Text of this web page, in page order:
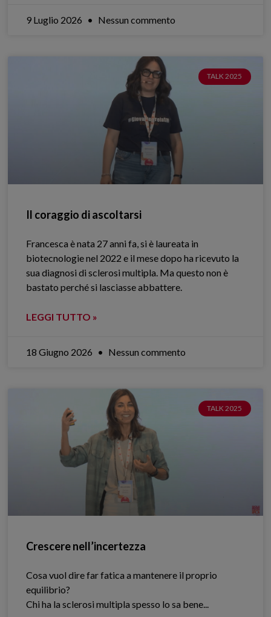
9 Luglio 2026 Nessun commento
TALK 2025
Il coraggio di ascoltarsi
Francesca è nata 27 anni fa, si è laureata in
biotecnologie nel 2022 e il mese dopo ha ricevuto la
sua diagnosi di sclerosi multipla. Ma questo non è
bastato perché si lasciasse abbattere.
LEGGI TUTTO »
18 Giugno 2026 Nessun commento
TALK 2025
Crescere nell’incertezza
Cosa vuol dire far fatica a mantenere il proprio
equilibrio?
Chi ha la sclerosi multipla spesso lo sa bene.​..